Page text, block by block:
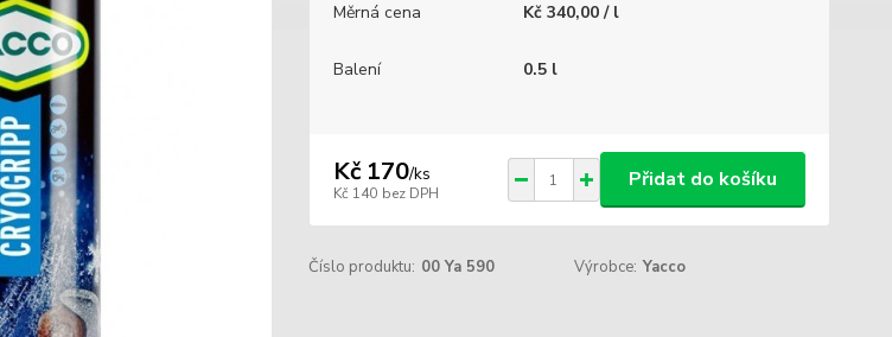
Měrná cena
Kč 340,00 / l
Balení 0.5 l
Kč 170/ks
Kč 140 bez DPH
Přidat do košíku
Číslo produktu: 00 Ya 590 Výrobce: Yacco